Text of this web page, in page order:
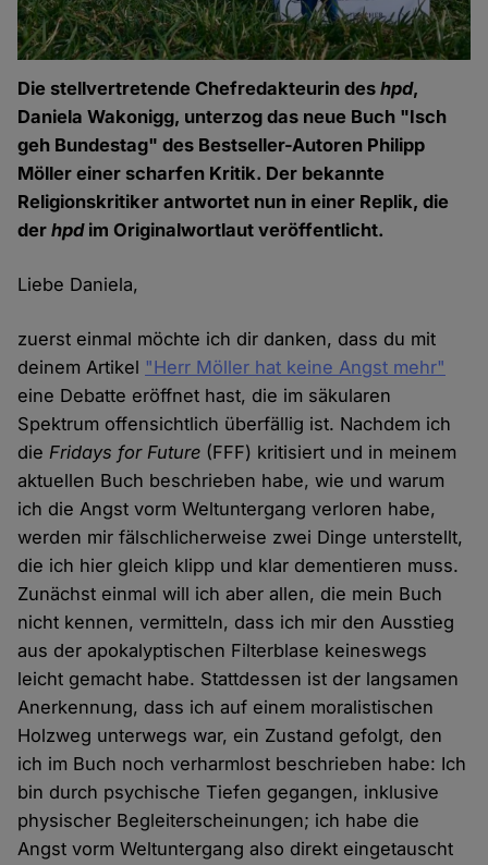
Die stellvertretende Chefredakteurin deshpd,
Daniela Wakonigg, unterzog das neue Buch "Isch
geh Bundestag" des Bestseller-Autoren Philipp
Möller einer scharfen Kritik. Der bekannte
Religionskritiker antwortet nun in einer Replik, die
derhpdim Originalwortlaut veröffentlicht.
Liebe Daniela,
zuerst einmal möchte ich dir danken, dass du mit
deinem Artikel "Herr Möller hat keine Angst mehr"
eine Debatte eröffnet hast, die im säkularen
Spektrum offensichtlich überfällig ist. Nachdem ich
dieFridays for Future (FFF) kritisiert und in meinem
aktuellen Buch beschrieben habe, wie und warum
ich die Angst vorm Weltuntergang verloren habe,
werden mir fälschlicherweise zwei Dinge unterstellt,
die ich hier gleich klipp und klar dementieren muss.
Zunächst einmal will ich aber allen, die mein Buch
nicht kennen, vermitteln, dass ich mir den Ausstieg
aus der apokalyptischen Filterblase keineswegs
leicht gemacht habe. Stattdessen ist der langsamen
Anerkennung, dass ich auf einem moralistischen
Holzweg unterwegs war, ein Zustand gefolgt, den
ich im Buch noch verharmlost beschrieben habe: Ich
bin durch psychische Tiefen gegangen, inklusive
physischer Begleiterscheinungen; ich habe die
Angst vorm Weltuntergang also direkt eingetauscht